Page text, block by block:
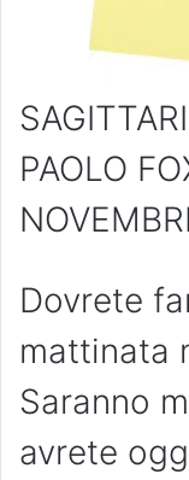
PAOLO
Dovrete
mattinata
Saranno
avrete